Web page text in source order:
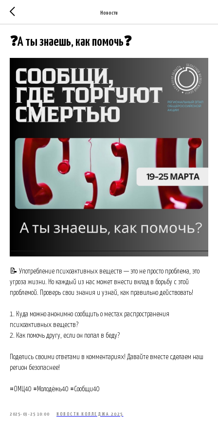
Новости
❓А ты знаешь, как помочь❓
📝 Употребление психоактивных веществ — это не просто проблема, это
угроза жизни. Но каждый из нас может внести вклад в борьбу с этой
проблемой. Проверь свои знания и узнай, как правильно действовать!
1. Куда можно анонимно сообщить о местах распространения
психоактивных веществ?
2. Как помочь другу, если он попал в беду?
Поделись своими ответами в комментариях! Давайте вместе сделаем наш
регион безопаснее!
#ОМЦ40 #Молодёжь40 #Сообщи40
2025-03-25 10:00 НОВОСТИ КОЛЛЕДЖА 2025